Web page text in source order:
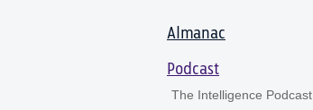
Almanac
Podcast
The Intelligence Podcast